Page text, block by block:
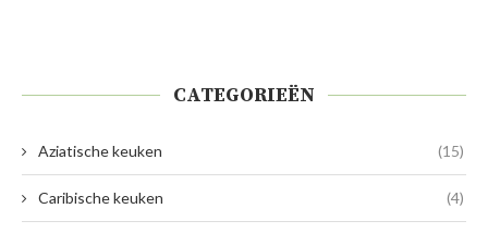
CATEGORIEËN
Aziatische keuken (15)
Caribische keuken (4)